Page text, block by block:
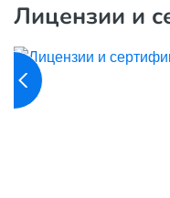
Лицензии и